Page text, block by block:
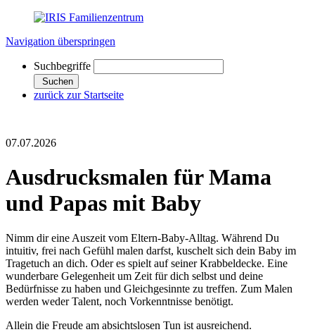
Navigation überspringen
Suchbegriffe
Suchen
zurück zur Startseite
07.07.2026
Ausdrucksmalen für Mama
und Papas mit Baby
Nimm dir eine Auszeit vom Eltern-Baby-Alltag. Während Du
intuitiv, frei nach Gefühl malen darfst, kuschelt sich dein Baby im
Tragetuch an dich. Oder es spielt auf seiner Krabbeldecke. Eine
wunderbare Gelegenheit um Zeit für dich selbst und deine
Bedürfnisse zu haben und Gleichgesinnte zu treffen. Zum Malen
werden weder Talent, noch Vorkenntnisse benötigt.
Allein die Freude am absichtslosen Tun ist ausreichend.